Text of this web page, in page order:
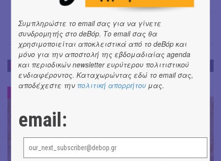
Γιάγκος Πλατής
DE-BOOK
DE-BOOK
Συμπληρώστε το email σας για να γίνετε
συνδρομητής στο deBόp. Το email σας θα
χρησιμοποιείται αποκλειστικά από το deBόp και
μόνο για την αποστολή της εβδομαδιαίας agenda
και περιοδικών newsletter ευρύτερου πολιτιστικού
ενδιαφέροντος. Καταχωρώντας εδώ το email σας,
αποδέχεστε την πολιτική απορρήτου μας.
email: